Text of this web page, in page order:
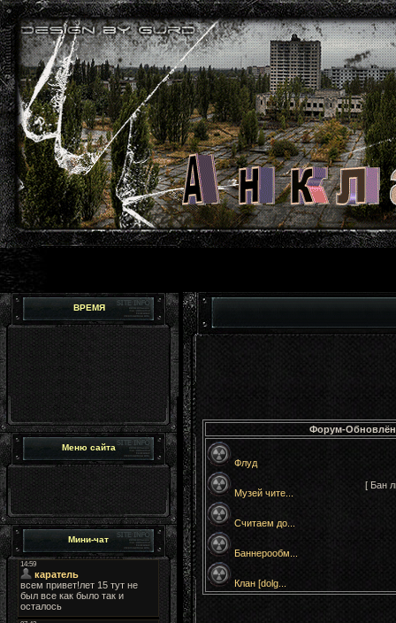
ВРЕМЯ
Меню сайта
Мини-чат
Форум-
Флуд
Музей чите...
[ Бан
Считаем до...
Баннерообм...
Клан [dolg...